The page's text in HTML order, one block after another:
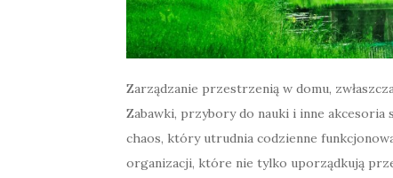
Zarządzanie przestrzenią w domu,
Zabawki, przybory do nauki i inne
chaos, który utrudnia codzienne
organizacji, które nie tylko uporządkują